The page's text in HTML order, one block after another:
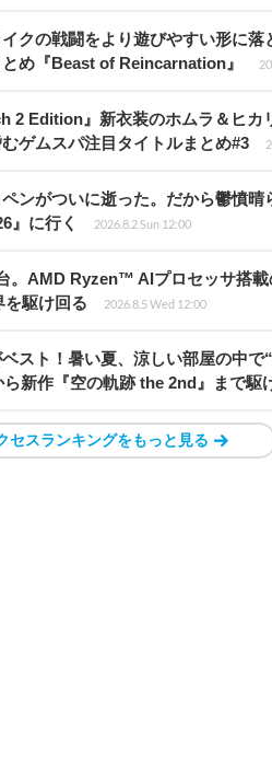
イクの戦闘をより遊びやすい形に
め『Beast of Reincarnation』
2 Edition』新衣装のホムラ＆ヒカ
ゲムスパ注目タイトルまとめ#3
ンがついに逝った。だから鬱憤
』に行く
2026.8.2 Sun 12:00
。AMD Ryzen™ AIプロセッサ搭
駆け回る
2026.8.5 Wed 12:00
ベスト！暑い夏、涼しい部屋の中
新作『空の軌跡 the 2nd』まで駆
セスランキングをもっと見る